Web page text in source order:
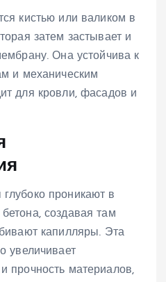
кистью или валиком в
затем застывает и
Она устойчива к
и механическим
для кровли, фасадов и
проникают в
создавая там
капилляры. Эта
увеличивает
прочность материалов,